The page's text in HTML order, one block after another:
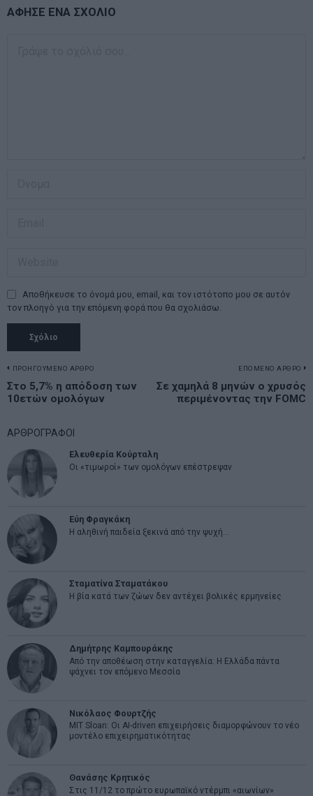
ΑΦΗΣΕ ΕΝΑ ΣΧΟΛΙΟ
Αποθήκευσε το όνομά μου, email, και τον ιστότοπο μου σε αυτόν
τον πλοηγό για την επόμενη φορά που θα σχολιάσω.
Πλοήγηση
άρθρων
ΠΡΟΗΓΟΥΜΕΝΟ ΑΡΘΡΟ
Previous
post:
Στο 5,7% η απόδοση των
10ετών ομολόγων
ΕΠΟΜΕΝΟ ΑΡΘΡΟ
Σε χαμηλά 8 μηνών ο χρυσός
περιμένοντας την FOMC
ΑΡΘΡΟΓΡΑΦΟΙ
Ελευθερία Κούρταλη
Οι «τιμωροί» των ομολόγων επέστρεψαν
Εύη Φραγκάκη
Η αληθινή παιδεία ξεκινά από την ψυχή…
Σταματίνα Σταματάκου
Η βία κατά των ζώων δεν αντέχει βολικές ερμηνείες
Δημήτρης Καμπουράκης
Από την αποθέωση στην καταγγελία: Η Ελλάδα πάντα
ψάχνει τον επόμενο Μεσσία
Νικόλαος Φουρτζής
MIT Sloan: Οι AI-driven επιχειρήσεις διαμορφώνουν το νέο
μοντέλο επιχειρηματικότητας
Θανάσης Κρητικός
Στις 11/12 το πρώτο ευρωπαϊκό ντέρμπι «αιωνίων»